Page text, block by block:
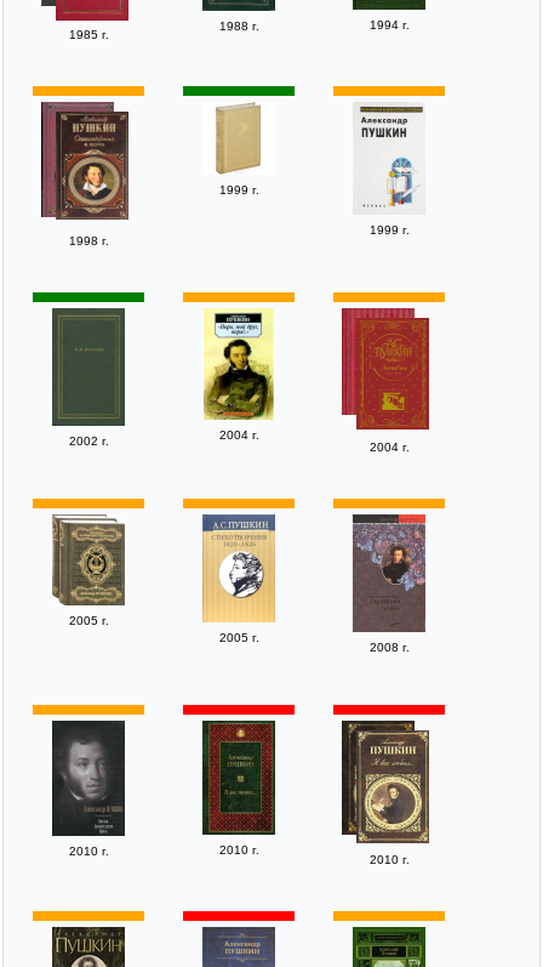
1985 г.
1988 г. 1994 г.
1998 г.
1999 г.
1999 г.
2002 г.
2004 г.
2004 г.
2005 г.
2005 г.
2008 г.
2010 г. 2010 г.
2010 г.